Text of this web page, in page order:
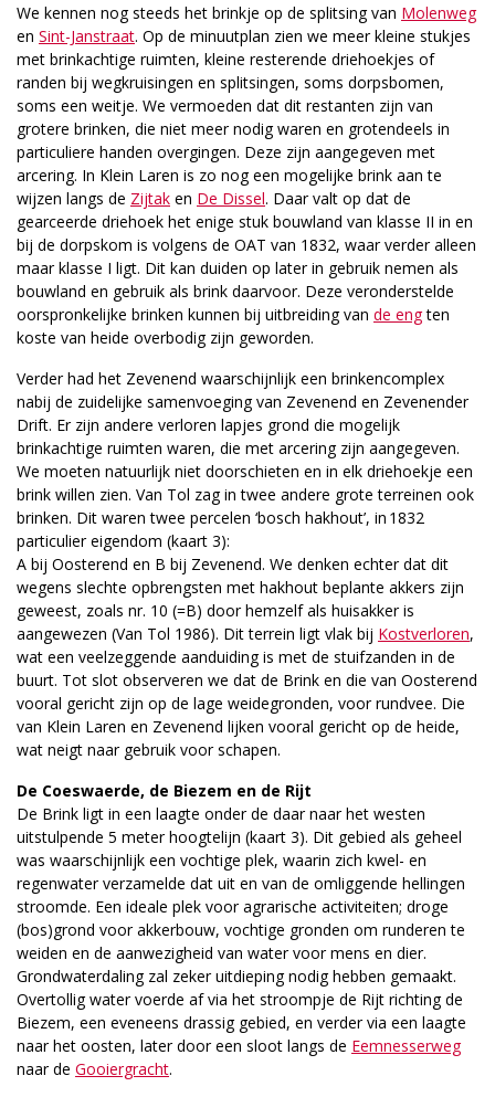
We kennen nog steeds het brinkje op de splitsing van Molenweg
en Sint-Janstraat. Op de minuutplan zien we meer kleine stukjes
met brinkachtige ruimten, kleine resterende driehoekjes of
randen bij wegkruisingen en splitsingen, soms dorpsbomen,
soms een weitje. We vermoeden dat dit restanten zijn van
grotere brinken, die niet meer nodig waren en grotendeels in
particuliere handen overgingen. Deze zijn aangegeven met
arcering. In Klein Laren is zo nog een mogelijke brink aan te
wijzen langs de Zijtak en De Dissel. Daar valt op dat de
gearceerde driehoek het enige stuk bouwland van klasse II in en
bij de dorpskom is volgens de OAT van 1832, waar verder alleen
maar klasse I ligt. Dit kan duiden op later in gebruik nemen als
bouwland en gebruik als brink daarvoor. Deze veronderstelde
oorspronkelijke brinken kunnen bij uitbreiding van de engten
koste van heide overbodig zijn geworden.
Verder had het Zevenend waarschijnlijk een brinkencomplex
nabij de zuidelijke samenvoeging van Zevenend en Zevenender
Drift. Er zijn andere verloren lapjes grond die mogelijk
brinkachtige ruimten waren, die met arcering zijn aangegeven.
We moeten natuurlijk niet doorschieten en in elk driehoekje een
brink willen zien. Van Tol zag in twee andere grote terreinen ook
brinken. Dit waren twee percelen ‘bosch hakhout’, in 1832
particulier eigendom (kaart 3):
A bij Oosterend en B bij Zevenend. We denken echter dat dit
wegens slechte opbrengsten met hakhout beplante akkers zijn
geweest, zoals nr. 10 (=B) door hemzelf als huisakker is
aangewezen (Van Tol 1986). Dit terrein ligt vlak bij Kostverloren,
wat een veelzeggende aanduiding is met de stuifzanden in de
buurt. Tot slot observeren we dat de Brink en die van Oosterend
vooral gericht zijn op de lage weidegronden, voor rundvee. Die
van Klein Laren en Zevenend lijken vooral gericht op de heide,
wat neigt naar gebruik voor schapen.
De Coeswaerde, de Biezem en de Rijt
De Brink ligt in een laagte onder de daar naar het westen
uitstulpende 5 meter hoogtelijn (kaart 3). Dit gebied als geheel
was waarschijnlijk een vochtige plek, waarin zich kwel- en
regenwater verzamelde dat uit en van de omliggende hellingen
stroomde. Een ideale plek voor agrarische activiteiten; droge
(bos)grond voor akkerbouw, vochtige gronden om runderen te
weiden en de aanwezigheid van water voor mens en dier.
Grondwaterdaling zal zeker uitdieping nodig hebben gemaakt.
Overtollig water voerde af via het stroompje de Rijt richting de
Biezem, een eveneens drassig gebied, en verder via een laagte
naar het oosten, later door een sloot langs de Eemnesserweg
naar de Gooiergracht.